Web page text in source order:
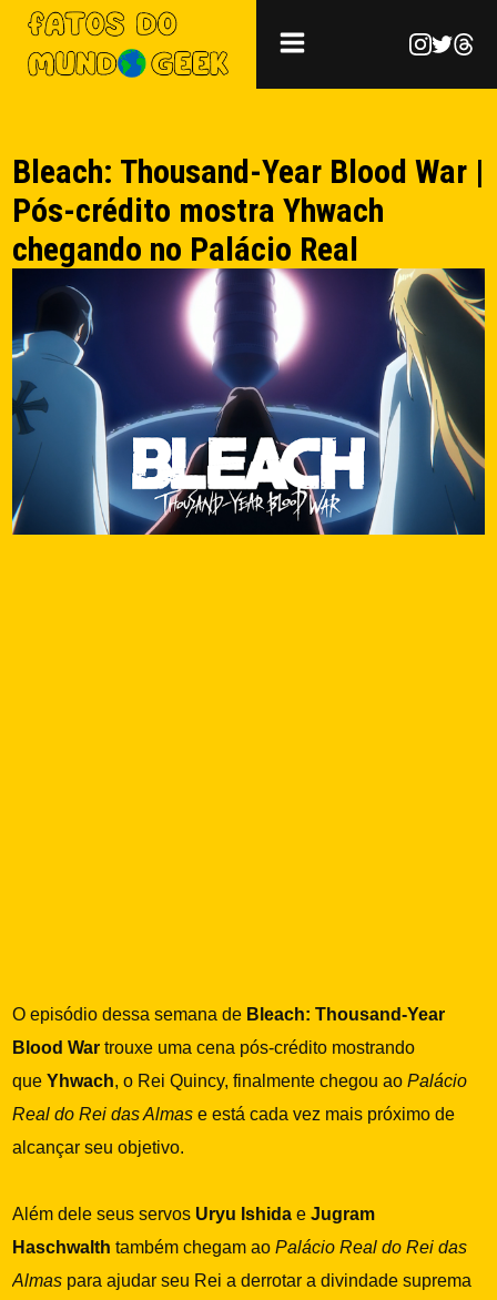
Bleach: Thousand-Year Blood War |
Pós-crédito mostra Yhwach
chegando no Palácio Real
O episódio dessa semana de Bleach: Thousand-Year
Blood War trouxe uma cena pós-crédito mostrando
queYhwach, o Rei Quincy, finalmente chegou aoPalácio
Real do Rei das Almas e está cada vez mais próximo de
alcançar seu objetivo.
Além dele seus servos Uryu Ishida eJugram
Haschwalth também chegam aoPalácio Real do Rei das
Almas para ajudar seu Rei a derrotar a divindade suprema